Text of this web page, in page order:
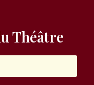
Théâtre